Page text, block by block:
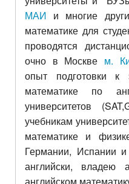
МАИ и многие
математике для
проводятся
очно в Москве м.
опыт подготовки
математике по
университетов
учебникам
математике и
Германии, Испании
английски, владею